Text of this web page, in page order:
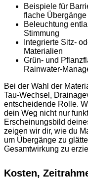
Beispiele für
flache Übergänge
Beleuchtung
Stimmung
Integrierte Sitz-
Materialien
Grün- und
Rainwater-
Bei der Wahl der
Tau-Wechsel,
entscheidende Rolle.
dein Weg nicht nur
Erscheinungsbild
zeigen wir dir, wie du
um Übergänge zu
Gesamtwirkung zu
Kosten,